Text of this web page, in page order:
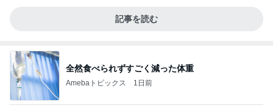
記事を読む
全然食べられずすごく減った体重
Amebaトピックス 1日前